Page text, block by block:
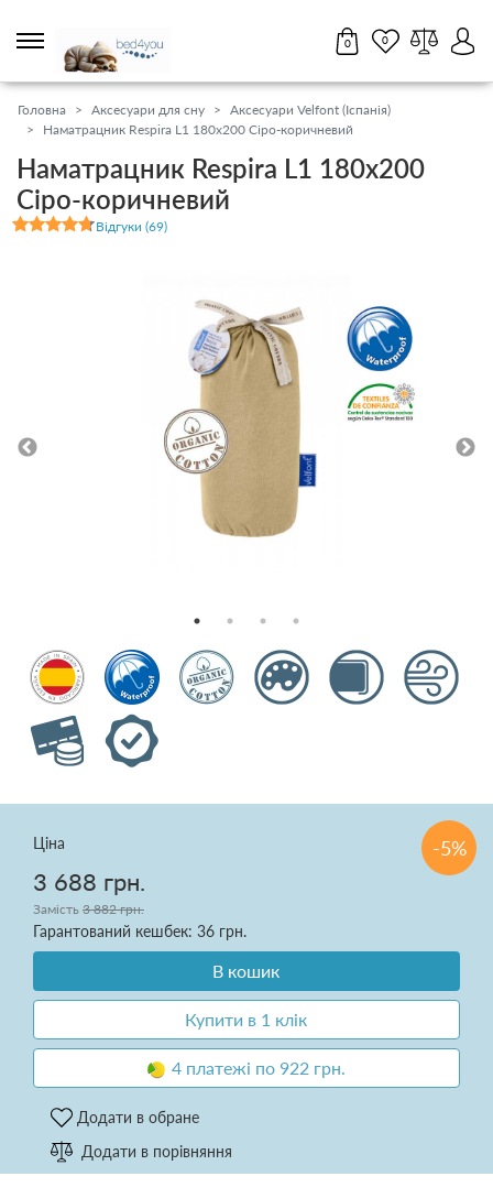
Партнерам Салони17 UARU
0 800 211 431
11:00 - 18:45 пн-нд
Матраци
Тумби, комоди, пуфи
Килими
Розпродаж
Про нас
0 0
Головна Аксесуари для сну
Аксесуари Velfont (Іспанія)
Наматрацник Respira L1 180x200 Сіро-коричневий
Наматрацник Respira L1 180x200
Сіро-коричневий
Відгуки (69)
-5%
Ціна
3 688 грн.
Замість 3 882 грн.
Гарантований кешбек: 36 грн.
В кошик
Купити в 1 клік
4 платежі по 922 грн.
Додати в обране
Додати в порівняння